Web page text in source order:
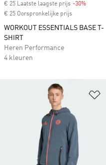
€ 25 Laatste laagste prijs -30%
€ 25 Oorspronkelijke prijs
WORKOUT ESSENTIALS BASE T-
SHIRT
Heren Performance
4 kleuren